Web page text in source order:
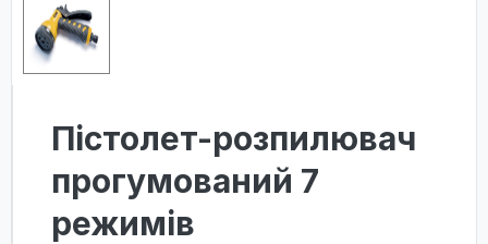
Пістолет-розпилювач
прогумований 7
режимів